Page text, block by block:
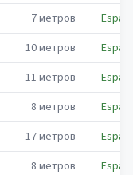
7метров
10метров
11 метров
8 метров
17метров
8 метров